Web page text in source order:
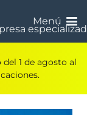
Menú
1 de agosto al